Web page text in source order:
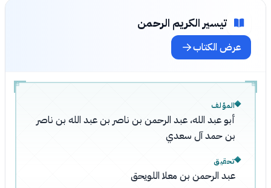
تيسير الكريم الرحمن
عرض الكتاب
المؤلف
أبو عبد الله، عبد الرحمن بن ناصر بن عبد الله بن ناصر
بن حمد آل سعدي
تحقيق
عبد الرحمن بن معلا اللويحق